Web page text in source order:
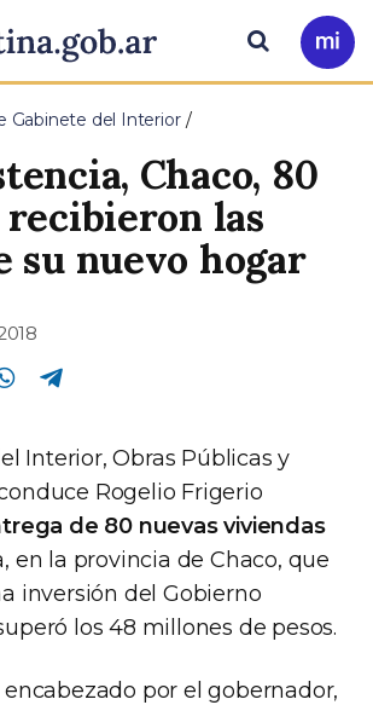
principal
Ir
a
Buscar
Gabinete del Interior
Chaco, 80
las
su nuevo hogar
Interior, Obras Públicas y
Rogelio Frigerio
de 80 nuevas viviendas
en la provincia de Chaco, que
inversión del Gobierno
los 48 millones de pesos.
por el gobernador,